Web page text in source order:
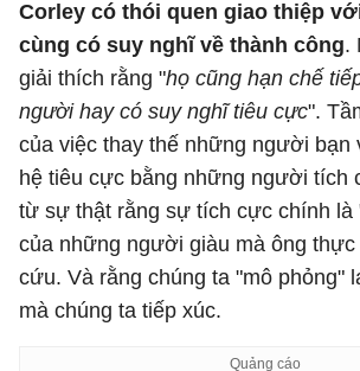
Corley có thói quen giao thiệp
cùng có suy nghĩ về thành công.
giải thích rằng "họ cũng hạn chế
người hay có suy nghĩ tiêu cực".
của việc thay thế những người bạn
hệ tiêu cực bằng những người tích
từ sự thật rằng sự tích cực chính là
của những người giàu mà ông thực
cứu. Và rằng chúng ta "mô phỏng"
mà chúng ta tiếp xúc.